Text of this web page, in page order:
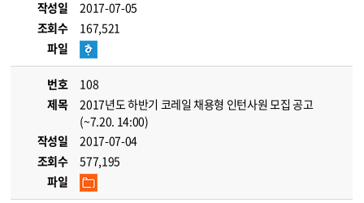
작성일
2017-07-05
조회수
167,521
파일
번호
108
제목
2017년도 하반기 코레일 채용형 인턴사원 모집 공고
(~7.20. 14:00)
작성일
2017-07-04
조회수
577,195
파일